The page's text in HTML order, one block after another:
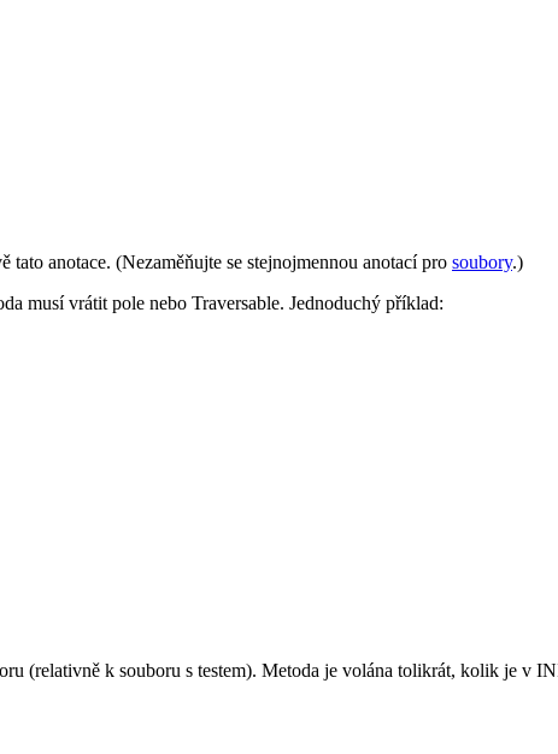
anotace. (Nezaměňujte se stejnojmennou anotací pro soubory.)
musí vrátit pole nebo Traversable. Jednoduchý příklad:
(relativně k souboru s testem). Metoda je volána tolikrát, kolik je v